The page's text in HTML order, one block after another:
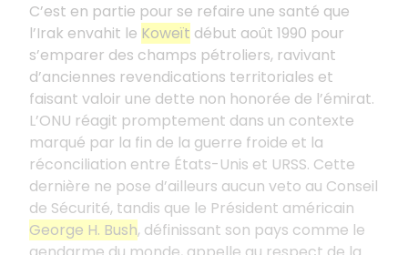
C’est en partie pour se refaire une santé que
l’Irak envahit le Koweït début août 1990 pour
s’emparer des champs pétroliers, ravivant
d’anciennes revendications territoriales et
faisant valoir une dette non honorée de l’émirat.
L’ONU réagit promptement dans un contexte
marqué par la fin de la guerre froide et la
réconciliation entre États-Unis et URSS. Cette
dernière ne pose d’ailleurs aucun veto au Conseil
de Sécurité, tandis que le Président américain
George H. Bush, définissant son pays comme le